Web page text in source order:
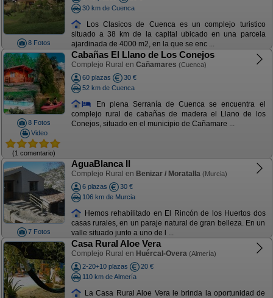
8 Fotos
30 km de Cuenca
Los Clasicos de Cuenca es un complejo turistico
situado a 38 km de la capital ubicado en una parcela
ajardinada de 4000 m2, en la que se enc ...
8 Fotos
Video
(1 comentario)
Cabañas El Llano de Los Conejos
Complejo Rural en Cañamares (Cuenca)
60 plazas
30 €
52 km de Cuenca
En plena Serranía de Cuenca se encuentra el
complejo rural de cabañas de madera el Llano de los
Conejos, situado en el municipio de Cañamare ...
7 Fotos
AguaBlanca II
Complejo Rural en Benizar / Moratalla (Murcia)
6 plazas
30 €
106 km de Murcia
Hemos rehabilitado en El Rincón de los Huertos dos
casas rurales, en un paraje natural de gran belleza. En un
valle situado junto a uno de l ...
Casa Rural Aloe Vera
Complejo Rural en Huércal-Overa (Almería)
2-20+10 plazas
20 €
110 km de Almería
La Casa Rural Aloe Vera le brinda la oportunidad de